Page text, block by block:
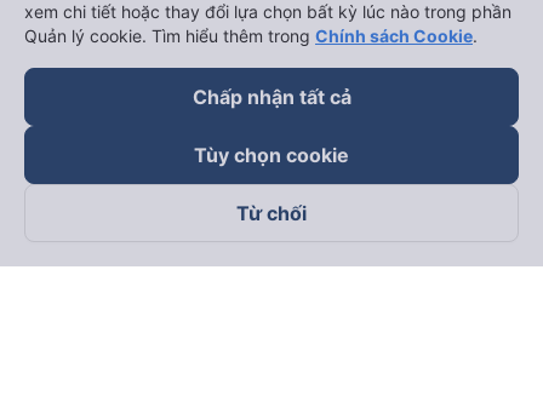
Theo dõi chúng tôi trên
xem chi tiết hoặc thay đổi lựa chọn bất kỳ lúc nào trong phần
Quản lý cookie. Tìm hiểu thêm trong Chính sách Cookie.
Chấp nhận tất cả
Tùy chọn cookie
Từ chối